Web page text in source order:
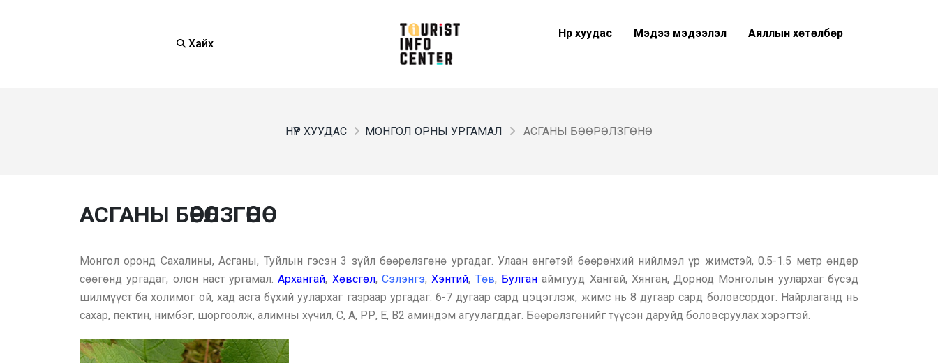
Хайх
Нүүр хуудас Мэдээ мэдээлэл Аяллын хөтөлбөр
НҮҮР ХУУДАС МОНГОЛ ОРНЫ УРГАМАЛ АСГАНЫ БӨӨРӨЛЗГӨНӨ
АСГАНЫ БӨӨРӨЛЗГӨНӨ
Монгол оронд Сахалины, Асганы, Туйлын гэсэн 3 зүйл бөөрөлзгөнө ургадаг. Улаан өнгөтэй бөөрөнхий нийлмэл үр жимстэй, 0.5-1.5 метр өндөр
сөөгөнд ургадаг, олон наст ургамал.Архангай, Хөвсгөл,Сэлэнгэ,Хэнтий, Төв, Булганаймгууд Хангай, Хянган, Дорнод Монголын уулархаг бүсэд
шилмүүст ба холимог ой, хад асга бүхий уулархаг газраар ургадаг. 6-7 дугаар сард цэцэглэж, жимс нь 8 дугаар сард боловсордог. Найрлаганд нь
сахар, пектин, нимбэг, шоргоолж, алимны хүчил, С, А, РР, Е, В2 аминдэм агуулагддаг. Бөөрөлзгөнийг түүсэн даруйд боловсруулах хэрэгтэй.